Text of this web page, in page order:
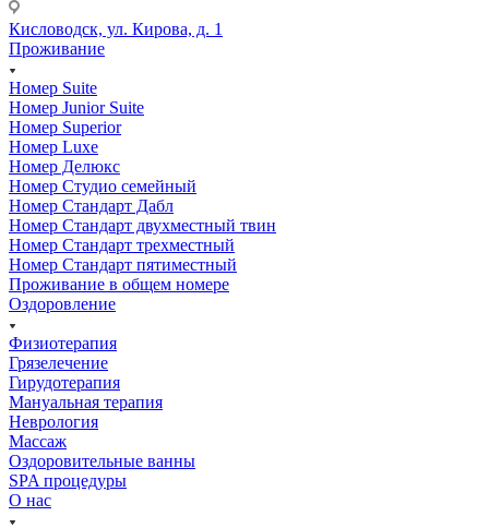
Кисловодск, ул. Кирова, д. 1
Проживание
Номер Suite
Номер Junior Suite
Номер Superior
Номер Luxe
Номер Делюкс
Номер Студио семейный
Номер Стандарт Дабл
Номер Стандарт двухместный твин
Номер Стандарт трехместный
Номер Стандарт пятиместный
Проживание в общем номере
Оздоровление
Физиотерапия
Грязелечение
Гирудотерапия
Мануальная терапия
Неврология
Массаж
Оздоровительные ванны
SPA процедуры
О нас